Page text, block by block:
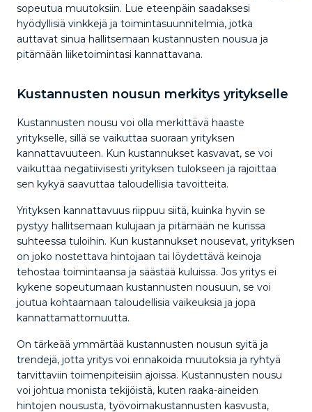
sopeutua muutoksiin. Lue eteenpäin saadaksesi
hyödyllisiä vinkkejä ja toimintasuunnitelmia, jotka
auttavat sinua hallitsemaan kustannusten nousua ja
pitämään liiketoimintasi kannattavana.
Kustannusten nousun merkitys yritykselle
Kustannusten nousu voi olla merkittävä haaste
yritykselle, sillä se vaikuttaa suoraan yrityksen
kannattavuuteen. Kun kustannukset kasvavat, se voi
vaikuttaa negatiivisesti yrityksen tulokseen ja rajoittaa
sen kykyä saavuttaa taloudellisia tavoitteita.
Yrityksen kannattavuus riippuu siitä, kuinka hyvin se
pystyy hallitsemaan kulujaan ja pitämään ne kurissa
suhteessa tuloihin. Kun kustannukset nousevat, yrityksen
on joko nostettava hintojaan tai löydettävä keinoja
tehostaa toimintaansa ja säästää kuluissa. Jos yritys ei
kykene sopeutumaan kustannusten nousuun, se voi
joutua kohtaamaan taloudellisia vaikeuksia ja jopa
kannattamattomuutta.
On tärkeää ymmärtää kustannusten nousun syitä ja
trendejä, jotta yritys voi ennakoida muutoksia ja ryhtyä
tarvittaviin toimenpiteisiin ajoissa. Kustannusten nousu
voi johtua monista tekijöistä, kuten raaka-aineiden
hintojen noususta, työvoimakustannusten kasvusta,